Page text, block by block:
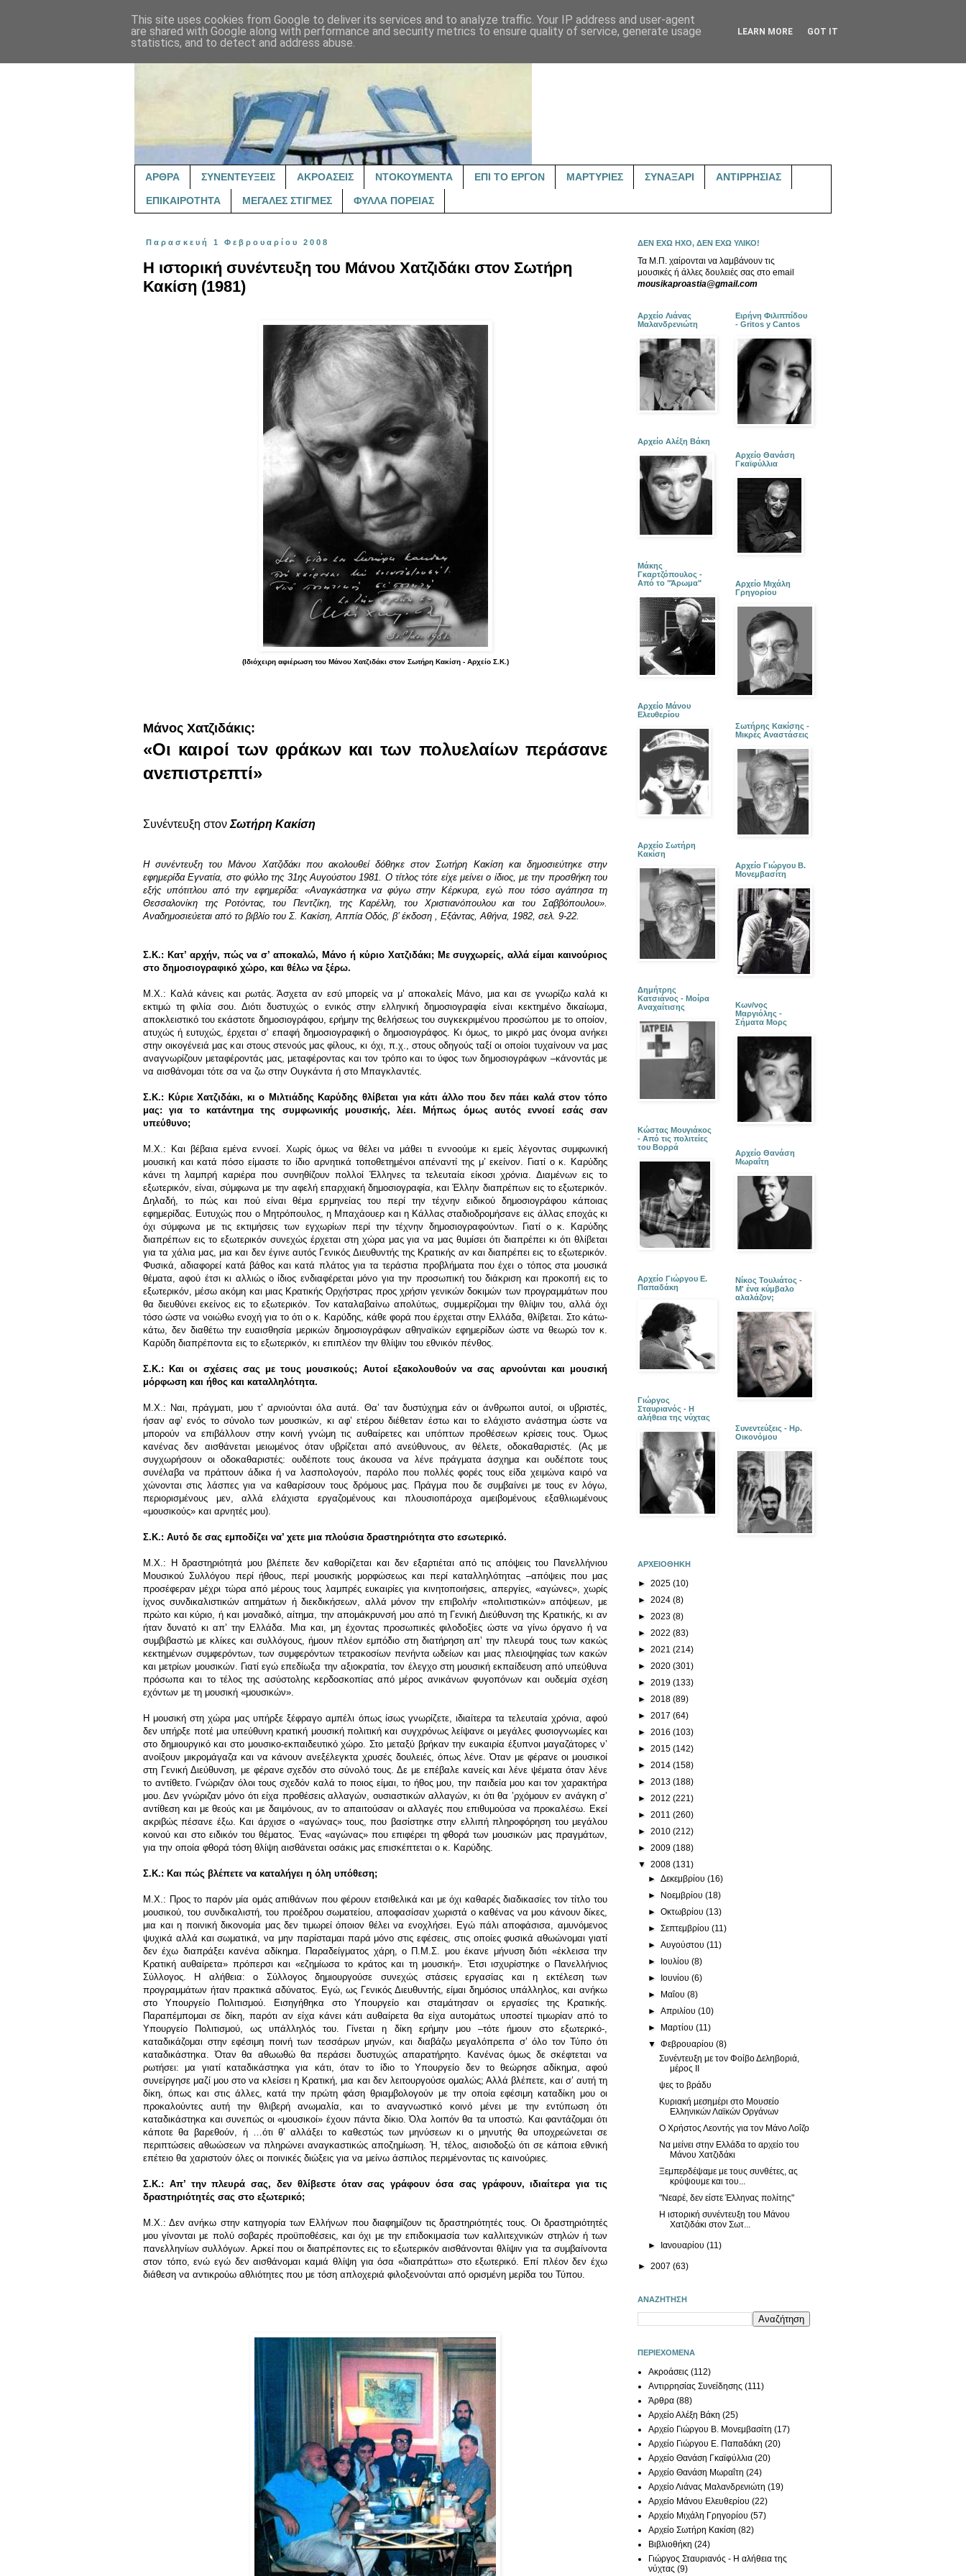
ΑΡΘΡΑ ΣΥΝΕΝΤΕΥΞΕΙΣ ΑΚΡΟΑΣΕΙΣ ΝΤΟΚΟΥΜΕΝΤΑ ΕΠΙ ΤΟ ΕΡΓΟΝ ΜΑΡΤΥΡΙΕΣ ΣΥΝΑΞΑΡΙ ΑΝΤΙΡΡΗΣΙΑΣ
ΕΠΙΚΑΙΡΟΤΗΤΑ ΜΕΓΑΛΕΣ ΣΤΙΓΜΕΣ ΦΥΛΛΑ ΠΟΡΕΙΑΣ
Παρασκευή 1 Φεβρουαρίου 2008
Η ιστορική συνέντευξη του Μάνου Χατζιδάκι στον Σωτήρη
Κακίση (1981)
(Ιδιόχειρη αφιέρωση του Μάνου Χατζιδάκι στον Σωτήρη Κακίση - Αρχείο Σ.Κ.)
Μάνος Χατζιδάκις:
«Οι καιροί των φράκων και των πολυελαίων περάσανε
ανεπιστρεπτί»
Συνέντευξη στον Σωτήρη Κακίση
Η συνέντευξη του Μάνου Χατζιδάκι που ακολουθεί δόθηκε στον Σωτήρη Κακίση και δημοσιεύτηκε στην
εφημερίδα Εγνατία, στο φύλλο της 31ης Αυγούστου 1981. Ο τίτλος τότε είχε μείνει ο ίδιος, με την προσθήκη του
εξής υπότιτλου από την εφημερίδα: «Αναγκάστηκα να φύγω στην Κέρκυρα, εγώ που τόσο αγάπησα τη
Θεσσαλονίκη της Ροτόντας, του Πεντζίκη, της Καρέλλη, του Χριστιανόπουλου και του Σαββόπουλου».
Αναδημοσιεύεται από το βιβλίο του Σ. Κακίση, Αππία Οδός, β’ έκδοση , Εξάντας, Αθήνα, 1982, σελ. 9-22.
Σ.Κ.: Κατ’ αρχήν, πώς να σ’ αποκαλώ, Μάνο ή κύριο Χατζιδάκι; Με συγχωρείς, αλλά είμαι καινούριος
στο δημοσιογραφικό χώρο, και θέλω να ξέρω.
Μ.Χ.: Καλά κάνεις και ρωτάς. Άσχετα αν εσύ μπορείς να μ’ αποκαλείς Μάνο, μια και σε γνωρίζω καλά κι
εκτιμώ τη φιλία σου. Διότι δυστυχώς ο ενικός στην ελληνική δημοσιογραφία είναι κεκτημένο δικαίωμα,
αποκλειστικό του εκάστοτε δημοσιογράφου, ερήμην της θελήσεως του συγκεκριμένου προσώπου με το οποίον,
ατυχώς ή ευτυχώς, έρχεται σ’ επαφή δημοσιογραφική ο δημοσιογράφος. Κι όμως, το μικρό μας όνομα ανήκει
στην οικογένειά μας και στους στενούς μας φίλους, κι όχι, π.χ., στους οδηγούς ταξί οι οποίοι τυχαίνουν να μας
αναγνωρίζουν μεταφέροντάς μας, μεταφέροντας και τον τρόπο και το ύφος των δημοσιογράφων –κάνοντάς με
να αισθάνομαι τότε σα να ζω στην Ουγκάντα ή στο Μπαγκλαντές.
Σ.Κ.: Κύριε Χατζιδάκι, κι ο Μιλτιάδης Καρύδης θλίβεται για κάτι άλλο που δεν πάει καλά στον τόπο
μας: για το κατάντημα της συμφωνικής μουσικής, λέει. Μήπως όμως αυτός εννοεί εσάς σαν
υπεύθυνο;
Μ.Χ.: Και βέβαια εμένα εννοεί. Χωρίς όμως να θέλει να μάθει τι εννοούμε κι εμείς λέγοντας συμφωνική
μουσική και κατά πόσο είμαστε το ίδιο αρνητικά τοποθετημένοι απέναντί της μ’ εκείνον. Γιατί ο κ. Καρύδης
κάνει τη λαμπρή καριέρα που συνηθίζουν πολλοί Έλληνες τα τελευταία είκοσι χρόνια. Διαμένων εις το
εξωτερικόν, είναι, σύμφωνα με την αφελή επαρχιακή δημοσιογραφία, και Έλλην διαπρέπων εις το εξωτερικόν.
Δηλαδή, το πώς και πού είναι θέμα ερμηνείας του περί την τέχνην ειδικού δημοσιογράφου κάποιας
εφημερίδας. Ευτυχώς που ο Μητρόπουλος, η Μπαχάουερ και η Κάλλας σταδιοδρομήσανε εις άλλας εποχάς κι
όχι σύμφωνα με τις εκτιμήσεις των εγχωρίων περί την τέχνην δημοσιογραφούντων. Γιατί ο κ. Καρύδης
διαπρέπων εις το εξωτερικόν συνεχώς έρχεται στη χώρα μας για να μας θυμίσει ότι διαπρέπει κι ότι θλίβεται
για τα χάλια μας, μια και δεν έγινε αυτός Γενικός Διευθυντής της Κρατικής αν και διαπρέπει εις το εξωτερικόν.
Φυσικά, αδιαφορεί κατά βάθος και κατά πλάτος για τα τεράστια προβλήματα που έχει ο τόπος στα μουσικά
θέματα, αφού έτσι κι αλλιώς ο ίδιος ενδιαφέρεται μόνο για την προσωπική του διάκριση και προκοπή εις το
εξωτερικόν, μέσω ακόμη και μιας Κρατικής Ορχήστρας προς χρήσιν γενικών δοκιμών των προγραμμάτων που
θα διευθύνει εκείνος εις το εξωτερικόν. Τον καταλαβαίνω απολύτως, συμμερίζομαι την θλίψιν του, αλλά όχι
τόσο ώστε να νοιώθω ενοχή για το ότι ο κ. Καρύδης, κάθε φορά που έρχεται στην Ελλάδα, θλίβεται. Στο κάτω-
κάτω, δεν διαθέτω την ευαισθησία μερικών δημοσιογράφων αθηναϊκών εφημερίδων ώστε να θεωρώ τον κ.
Καρύδη διαπρέποντα εις το εξωτερικόν, κι επιπλέον την θλίψιν του εθνικόν πένθος.
Σ.Κ.: Και οι σχέσεις σας με τους μουσικούς; Αυτοί εξακολουθούν να σας αρνούνται και μουσική
μόρφωση και ήθος και καταλληλότητα.
Μ.Χ.: Ναι, πράγματι, μου τ’ αρνιούνται όλα αυτά. Θα’ ταν δυστύχημα εάν οι άνθρωποι αυτοί, οι υβριστές,
ήσαν αφ’ ενός το σύνολο των μουσικών, κι αφ’ ετέρου διέθεταν έστω και το ελάχιστο ανάστημα ώστε να
μπορούν να επιβάλλουν στην κοινή γνώμη τις αυθαίρετες και υπόπτων προθέσεων κρίσεις τους. Όμως
κανένας δεν αισθάνεται μειωμένος όταν υβρίζεται από ανεύθυνους, αν θέλετε, οδοκαθαριστές. (Ας με
συγχωρήσουν οι οδοκαθαριστές: ουδέποτε τους άκουσα να λένε πράγματα άσχημα και ουδέποτε τους
συνέλαβα να πράττουν άδικα ή να λασπολογούν, παρόλο που πολλές φορές τους είδα χειμώνα καιρό να
χώνονται στις λάσπες για να καθαρίσουν τους δρόμους μας. Πράγμα που δε συμβαίνει με τους εν λόγω,
περιορισμένους μεν, αλλά ελάχιστα εργαζομένους και πλουσιοπάροχα αμειβομένους εξαθλιωμένους
«μουσικούς» και αρνητές μου).
Σ.Κ.: Αυτό δε σας εμποδίζει να’ χετε μια πλούσια δραστηριότητα στο εσωτερικό.
Μ.Χ.: Η δραστηριότητά μου βλέπετε δεν καθορίζεται και δεν εξαρτιέται από τις απόψεις του Πανελλήνιου
Μουσικού Συλλόγου περί ήθους, περί μουσικής μορφώσεως και περί καταλληλότητας –απόψεις που μας
προσέφεραν μέχρι τώρα από μέρους τους λαμπρές ευκαιρίες για κινητοποιήσεις, απεργίες, «αγώνες», χωρίς
ίχνος συνδικαλιστικών αιτημάτων ή διεκδικήσεων, αλλά μόνον την επιβολήν «πολιτιστικών» απόψεων, με
πρώτο και κύριο, ή και μοναδικό, αίτημα, την απομάκρυνσή μου από τη Γενική Διεύθυνση της Κρατικής, κι αν
ήταν δυνατό κι απ’ την Ελλάδα. Μια και, μη έχοντας προσωπικές φιλοδοξίες ώστε να γίνω όργανο ή να
συμβιβαστώ με κλίκες και συλλόγους, ήμουν πλέον εμπόδιο στη διατήρηση απ’ την πλευρά τους των κακώς
κεκτημένων συμφερόντων, των συμφερόντων τετρακοσίων πενήντα ωδείων και μιας πλειοψηφίας των κακών
και μετρίων μουσικών. Γιατί εγώ επεδίωξα την αξιοκρατία, τον έλεγχο στη μουσική εκπαίδευση από υπεύθυνα
πρόσωπα και το τέλος της ασύστολης κερδοσκοπίας από μέρος ανικάνων φυγοπόνων και ουδεμία σχέση
εχόντων με τη μουσική «μουσικών».
Η μουσική στη χώρα μας υπήρξε ξέφραγο αμπέλι όπως ίσως γνωρίζετε, ιδιαίτερα τα τελευταία χρόνια, αφού
δεν υπήρξε ποτέ μια υπεύθυνη κρατική μουσική πολιτική και συγχρόνως λείψανε οι μεγάλες φυσιογνωμίες και
στο δημιουργικό και στο μουσικο-εκπαιδευτικό χώρο. Στο μεταξύ βρήκαν την ευκαιρία έξυπνοι μαγαζάτορες ν’
ανοίξουν μικρομάγαζα και να κάνουν ανεξέλεγκτα χρυσές δουλειές, όπως λένε. Όταν με φέρανε οι μουσικοί
στη Γενική Διεύθυνση, με φέρανε σχεδόν στο σύνολό τους. Δε με επέβαλε κανείς και λένε ψέματα όταν λένε
το αντίθετο. Γνώριζαν όλοι τους σχεδόν καλά το ποιος είμαι, το ήθος μου, την παιδεία μου και τον χαρακτήρα
μου. Δεν γνώριζαν μόνο ότι είχα προθέσεις αλλαγών, ουσιαστικών αλλαγών, κι ότι θα ’ρχόμουν εν ανάγκη σ’
αντίθεση και με θεούς και με δαιμόνους, αν το απαιτούσαν οι αλλαγές που επιθυμούσα να προκαλέσω. Εκεί
ακριβώς πέσανε έξω. Και άρχισε ο «αγώνας» τους, που βασίστηκε στην ελλιπή πληροφόρηση του μεγάλου
κοινού και στο ειδικόν του θέματος. Ένας «αγώνας» που επιφέρει τη φθορά των μουσικών μας πραγμάτων,
για την οποία φθορά τόση θλίψη αισθάνεται οσάκις μας επισκέπτεται ο κ. Καρύδης.
Σ.Κ.: Και πώς βλέπετε να καταλήγει η όλη υπόθεση;
Μ.Χ.: Προς το παρόν μία ομάς απιθάνων που φέρουν ετσιθελικά και με όχι καθαρές διαδικασίες τον τίτλο του
μουσικού, του συνδικαλιστή, του προέδρου σωματείου, αποφασίσαν χωριστά ο καθένας να μου κάνουν δίκες,
μια και η ποινική δικονομία μας δεν τιμωρεί όποιον θέλει να ενοχλήσει. Εγώ πάλι αποφάσισα, αμυνόμενος
ψυχικά αλλά και σωματικά, να μην παρίσταμαι παρά μόνο στις εφέσεις, στις οποίες φυσικά αθωώνομαι γιατί
δεν έχω διαπράξει κανένα αδίκημα. Παραδείγματος χάρη, ο Π.Μ.Σ. μου έκανε μήνυση διότι «έκλεισα την
Κρατική αυθαίρετα» πρόπερσι και «εζημίωσα το κράτος και τη μουσική». Έτσι ισχυρίστηκε ο Πανελλήνιος
Σύλλογος. Η αλήθεια: ο Σύλλογος δημιουργούσε συνεχώς στάσεις εργασίας και η εκτέλεση των
προγραμμάτων ήταν πρακτικά αδύνατος. Εγώ, ως Γενικός Διευθυντής, είμαι δημόσιος υπάλληλος, και ανήκω
στο Υπουργείο Πολιτισμού. Εισηγήθηκα στο Υπουργείο και σταμάτησαν οι εργασίες της Κρατικής.
Παραπέμπομαι σε δίκη, παρότι αν είχα κάνει κάτι αυθαίρετα θα είχα αυτομάτως υποστεί τιμωρίαν από το
Υπουργείο Πολιτισμού, ως υπάλληλός του. Γίνεται η δίκη ερήμην μου –τότε ήμουν στο εξωτερικό-,
καταδικάζομαι στην εφέσιμη ποινή των τεσσάρων μηνών, και διαβάζω μεγαλόπρεπα σ’ όλο τον Τύπο ότι
καταδικάστηκα. Όταν θα αθωωθώ θα περάσει δυστυχώς απαρατήρητο. Κανένας όμως δε σκέφτεται να
ρωτήσει: μα γιατί καταδικάστηκα για κάτι, όταν το ίδιο το Υπουργείο δεν το θεώρησε αδίκημα, αφού
συνείργησε μαζί μου στο να κλείσει η Κρατική, μια και δεν λειτουργούσε ομαλώς; Αλλά βλέπετε, και σ’ αυτή τη
δίκη, όπως και στις άλλες, κατά την πρώτη φάση θριαμβολογούν με την οποία εφέσιμη καταδίκη μου οι
προκαλούντες αυτή την θλιβερή ανωμαλία, και το αναγνωστικό κοινό μένει με την εντύπωση ότι
καταδικάστηκα και συνεπώς οι «μουσικοί» έχουν πάντα δίκιο. Όλα λοιπόν θα τα υποστώ. Και φαντάζομαι ότι
κάποτε θα βαρεθούν, ή …ότι θ’ αλλάξει το καθεστώς των μηνύσεων κι ο μηνυτής θα υποχρεώνεται σε
περιπτώσεις αθωώσεων να πληρώνει αναγκαστικώς αποζημίωση. Ή, τέλος, αισιοδοξώ ότι σε κάποια εθνική
επέτειο θα χαριστούν όλες οι ποινικές διώξεις για να μείνω άσπιλος περιμένοντας τις καινούριες.
Σ.Κ.: Απ’ την πλευρά σας, δεν θλίβεστε όταν σας γράφουν όσα σας γράφουν, ιδιαίτερα για τις
δραστηριότητές σας στο εξωτερικό;
Μ.Χ.: Δεν ανήκω στην κατηγορία των Ελλήνων που διαφημίζουν τις δραστηριότητές τους. Οι δραστηριότητές
μου γίνονται με πολύ σοβαρές προϋποθέσεις, και όχι με την επιδοκιμασία των καλλιτεχνικών στηλών ή των
πανελληνίων συλλόγων. Αρκεί που οι διαπρέποντες εις το εξωτερικόν αισθάνονται θλίψιν για τα συμβαίνοντα
στον τόπο, ενώ εγώ δεν αισθάνομαι καμιά θλίψη για όσα «διαπράττω» στο εξωτερικό. Επί πλέον δεν έχω
διάθεση να αντικρούω αθλιότητες που με τόση απλοχεριά φιλοξενούνται από ορισμένη μερίδα του Τύπου.
ΔΕΝ ΕΧΩ ΗΧΟ, ΔΕΝ ΕΧΩ ΥΛΙΚΟ!
Τα Μ.Π. χαίρονται να λαμβάνουν τις
μουσικές ή άλλες δουλειές σας στο email
mousikaproastia@gmail.com
Αρχείο Λιάνας
Μαλανδρενιώτη
Αρχείο Αλέξη Βάκη
Μάκης
Γκαρτζόπουλος -
Από το "Άρωμα"
Αρχείο Μάνου
Ελευθερίου
Αρχείο Σωτήρη
Κακίση
Δημήτρης
Κατσιάνος - Μοίρα
Αναχαίτισης
Κώστας Μουγιάκος
- Από τις πολιτείες
του Βορρά
Αρχείο Γιώργου Ε.
Παπαδάκη
Γιώργος
Σταυριανός - Η
αλήθεια της νύχτας
Ειρήνη Φιλιππίδου
- Gritos y Cantos
Αρχείο Θανάση
Γκαϊφύλλια
Αρχείο Μιχάλη
Γρηγορίου
Σωτήρης Κακίσης -
Μικρές Αναστάσεις
Αρχείο Γιώργου Β.
Μονεμβασίτη
Κων/νος
Μαργιόλης -
Σήματα Μορς
Αρχείο Θανάση
Μωραΐτη
Νίκος Τουλιάτος -
Μ' ένα κύμβαλο
αλαλάζον;
Συνεντεύξεις - Ηρ.
Οικονόμου
ΑΡΧΕΙΟΘΗΚΗ
► 2025 (10)
► 2024 (8)
► 2023 (8)
► 2022 (83)
► 2021 (214)
► 2020 (301)
► 2019 (133)
► 2018 (89)
► 2017 (64)
► 2016 (103)
► 2015 (142)
► 2014 (158)
► 2013 (188)
► 2012 (221)
► 2011 (260)
► 2010 (212)
► 2009 (188)
▼ 2008 (131)
►Δεκεμβρίου(16)
► Νοεμβρίου(18)
►Οκτωβρίου(13)
►Σεπτεμβρίου(11)
►Αυγούστου(11)
► Ιουλίου(8)
► Ιουνίου(6)
► Μαΐου(8)
►Απριλίου(10)
► Μαρτίου(11)
▼Φεβρουαρίου(8)
Συνέντευξη με τον Φοίβο Δεληβοριά,
μέρος ΙΙ
ψες το βράδυ
Κυριακή μεσημέρι στο Μουσείο
Ελληνικών Λαϊκών Οργάνων
Ο Χρήστος Λεοντής για τον Μάνο Λοΐζο
Να μείνει στην Ελλάδα το αρχείο του
Μάνου Χατζιδάκι
Ξεμπερδέψαμε με τους συνθέτες, ας
κρύψουμε και του...
"Νεαρέ, δεν είστε Έλληνας πολίτης"
Η ιστορική συνέντευξη του Μάνου
Χατζιδάκι στον Σωτ...
► Ιανουαρίου(11)
► 2007 (63)
ΑΝΑΖΗΤΗΣΗ
ΠΕΡΙΕΧΟΜΕΝΑ
Ακροάσεις (112)
Αντιρρησίας Συνείδησης (111)
Άρθρα (88)
Αρχείο Αλέξη Βάκη (25)
Αρχείο Γιώργου Β. Μονεμβασίτη (17)
Αρχείο Γιώργου Ε. Παπαδάκη (20)
Αρχείο Θανάση Γκαϊφύλλια (20)
Αρχείο Θανάση Μωραΐτη (24)
Αρχείο Λιάνας Μαλανδρενιώτη (19)
Αρχείο Μάνου Ελευθερίου (22)
Αρχείο Μιχάλη Γρηγορίου (57)
Αρχείο Σωτήρη Κακίση (82)
Βιβλιοθήκη (24)
Γιώργος Σταυριανός - Η αλήθεια της
νύχτας (9)
This site uses cookies from Google to deliver its services and to analyze traffic. Your IP address and user-agent
are shared with Google along with performance and security metrics to ensure quality of service, generate usage
statistics, and to detect and address abuse.
LEARN MORE GOT IT